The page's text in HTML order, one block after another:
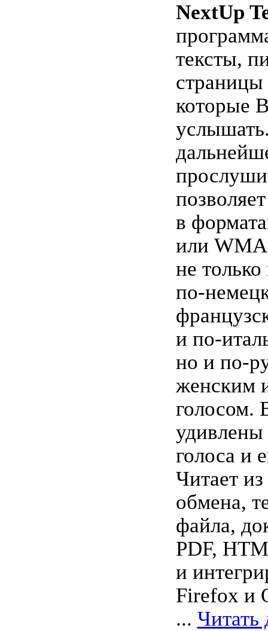
NextUp
тексты,
которые
в
или
не
по-
и по-
но и по-
женским
голосом.
удивлены
голоса и
Читает
обмена,
файла,
PDF,
и
Firefox и
... Читать